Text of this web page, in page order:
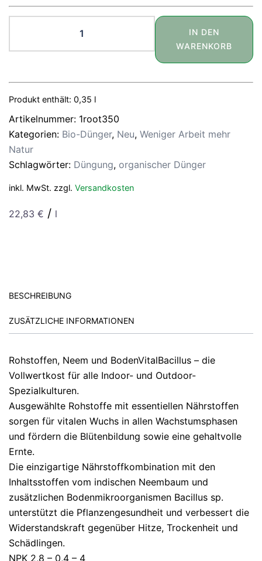
Hanfdünger
350
Menge
IN DEN
WARENKORB
Produkt enthält: 0,35 l
Artikelnummer: 1root350
Kategorien: Bio-Dünger, Neu, Weniger Arbeit mehr
Natur
Schlagwörter: Düngung, organischer Dünger
inkl. MwSt. zzgl. Versandkosten
22,83 € / l
BESCHREIBUNG
ZUSÄTZLICHE INFORMATIONEN
Rohstoffen, Neem und BodenVitalBacillus – die
Vollwertkost für alle Indoor- und Outdoor-
Spezialkulturen.
Ausgewählte Rohstoffe mit essentiellen Nährstoffen
sorgen für vitalen Wuchs in allen Wachstumsphasen
und fördern die Blütenbildung sowie eine gehaltvolle
Ernte.
Die einzigartige Nährstoffkombination mit den
Inhaltsstoffen vom indischen Neembaum und
zusätzlichen Bodenmikroorganismen Bacillus sp.
unterstützt die Pflanzengesundheit und verbessert die
Widerstandskraft gegenüber Hitze, Trockenheit und
Schädlingen.
NPK 2,8 – 0,4 – 4